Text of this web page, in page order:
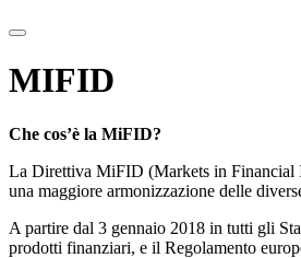
MIFID
Che cos’è la MiFID?
La Direttiva MiFID (Markets in Financial
una maggiore armonizzazione delle
A partire dal 3 gennaio 2018 in tutti gli
prodotti finanziari, e il Regolamento